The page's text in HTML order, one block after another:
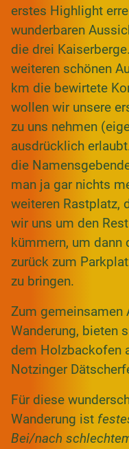
erstes Highlight
wunderbaren
die drei
weiteren schönen
km die bewirtete
wollen wir unsere
zu uns nehmen
ausdrücklich
die
man ja gar nichts
weiteren Rastplatz,
wir uns um den
kümmern, um dann
zurück zum
zu bringen.
Zum gemeinsamen
Wanderung, bieten
dem Holzbackofen
Notzinger
Für diese
Wanderung ist
Bei/nach